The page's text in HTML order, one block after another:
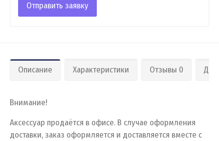
Отправить заявку
Описание Характеристики Отзывы 0
Внимание!
Аксессуар продаётся в офисе. В случае оформления
доставки, заказ оформляется и доставляется вместе с